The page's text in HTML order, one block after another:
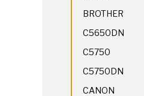
BROTHER
C5650DN
C5750
C5750DN
CANON